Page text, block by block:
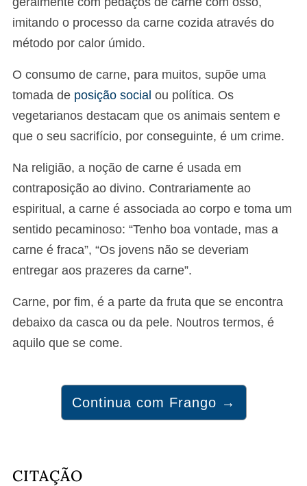
imitando o processo da carne cozida através do
método por calor úmido.
O consumo de carne, para muitos, supõe uma
tomada de posição social ou política. Os
vegetarianos destacam que os animais sentem e
que o seu sacrifício, por conseguinte, é um crime.
Na religião, a noção de carne é usada em
contraposição ao divino. Contrariamente ao
espiritual, a carne é associada ao corpo e toma um
sentido pecaminoso: “Tenho boa vontade, mas a
carne é fraca”, “Os jovens não se deveriam
entregar aos prazeres da carne”.
Carne, por fim, é a parte da fruta que se encontra
debaixo da casca ou da pele. Noutros termos, é
aquilo que se come.
Continua com Frango →
CITAÇÃO